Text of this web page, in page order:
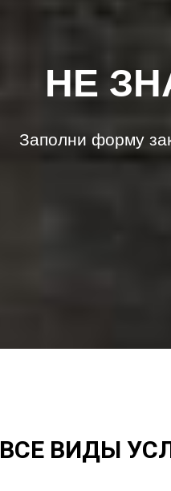
НЕ
Заполни форму
ВСЕ ВИДЫ